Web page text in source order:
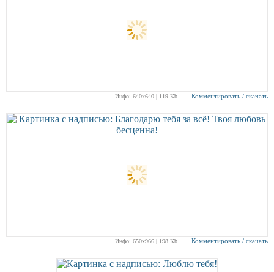
Инфо: 640х640 | 119 Kb Комментировать / скачать
Инфо: 650х966 | 198 Kb Комментировать / скачать